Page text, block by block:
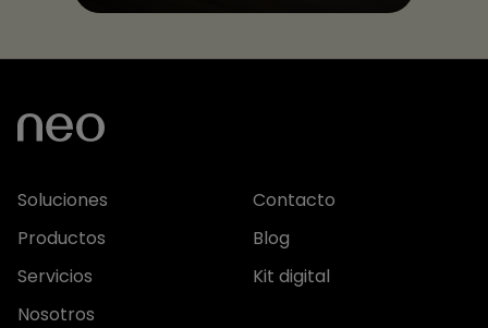
Soluciones
Productos
Servicios
Nosotros
Contacto
Blog
Kit digital